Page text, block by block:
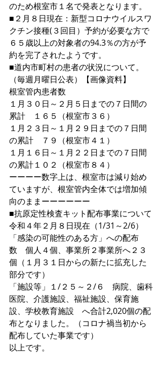
のため根室市１名で発表となります。
■２月８日現在：新型コロナウイルスワ
クチン接種(３回目）予約が必要な方で
６５歳以上の対象者の94.3％の方が予
約を完了されたようです。
■道内市町村の患者の状況について。
（毎週月曜日公表）【画像資料】
根室管内患者数
１月３０日～２月５日までの７日間の
累計　１６５（根室市３６）
１月２３日～１月２９日までの７日間
の累計　７９（根室市４１）
１月１６日～１月２２日までの７日間
の累計１０２（根室市８４）
ーーーー数字上は、根室市は減り始め
ていますが、根室管内全体では増加傾
向のままーーーーーー
■抗原定性検査キット配布事業について
令和４年２月８日現在（1/31～2/6）
「感染の可能性のある方」への配布
数　個人４個、事業所２事業所へ２３
個（１月３１日からの新たに拡充した
部分です）
「施設等」１/２５～２/６　病院、歯科
医院、介護施設、福祉施設、保育施
設、学校教育施設　へ合計2,020個の配
布となりました。（コロナ禍当初から
配布していた事業です）
以上です。